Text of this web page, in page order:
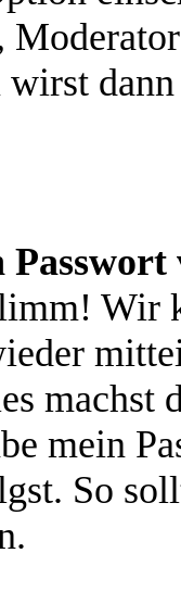
wirst
Wir
machst
mein
So